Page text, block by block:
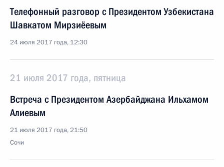
Телефонный разговор с Президентом Узбекистана
Шавкатом Мирзиёевым
24 июля 2017 года, 12:30
21 июля 2017 года, пятница
Встреча с Президентом Азербайджана Ильхамом
Алиевым
21 июля 2017 года, 21:50
Сочи